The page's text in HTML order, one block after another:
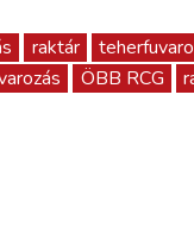
raktár
ÖBB RCG